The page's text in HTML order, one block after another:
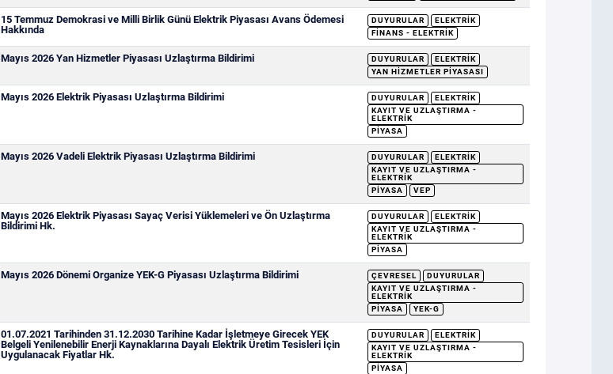
15 Temmuz Demokrasi ve Milli Birlik Günü Elektrik Piyasası Avans Ödemesi
Hakkında
DUYURULAR
ELEKTRIK
FINANS - ELEKTRIK
Mayıs 2026 Yan Hizmetler Piyasası Uzlaştırma Bildirimi DUYURULAR
ELEKTRIK
YAN HIZMETLER PIYASASI
Mayıs 2026 Elektrik Piyasası Uzlaştırma Bildirimi DUYURULAR
ELEKTRIK
KAYIT VE UZLAŞTIRMA -
ELEKTRIK
PIYASA
Mayıs 2026 Vadeli Elektrik Piyasası Uzlaştırma Bildirimi DUYURULAR
ELEKTRIK
KAYIT VE UZLAŞTIRMA -
ELEKTRIK
PIYASA
VEP
Mayıs 2026 Elektrik Piyasası Sayaç Verisi Yüklemeleri ve Ön Uzlaştırma
Bildirimi Hk.
DUYURULAR
ELEKTRIK
KAYIT VE UZLAŞTIRMA -
ELEKTRIK
PIYASA
Mayıs 2026 Dönemi Organize YEK-G Piyasası Uzlaştırma Bildirimi ÇEVRESEL
DUYURULAR
KAYIT VE UZLAŞTIRMA -
ELEKTRIK
PIYASA
YEK-G
01.07.2021 Tarihinden 31.12.2030 Tarihine Kadar İşletmeye Girecek YEK
Belgeli Yenilenebilir Enerji Kaynaklarına Dayalı Elektrik Üretim Tesisleri İçin
Uygulanacak Fiyatlar Hk.
DUYURULAR
ELEKTRIK
KAYIT VE UZLAŞTIRMA -
ELEKTRIK
PIYASA